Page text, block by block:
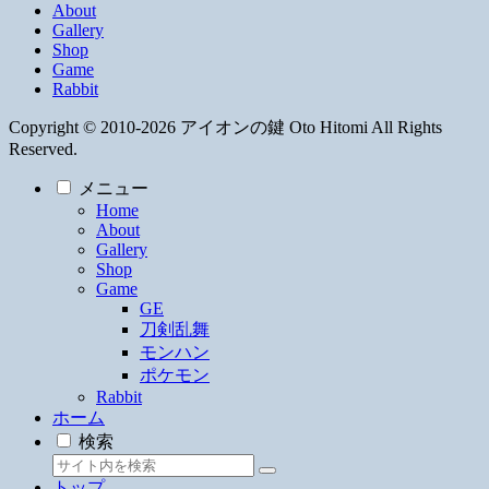
About
Gallery
Shop
Game
Rabbit
Copyright © 2010-2026 アイオンの鍵 Oto Hitomi All Rights
Reserved.
メニュー
Home
About
Gallery
Shop
Game
GE
刀剣乱舞
モンハン
ポケモン
Rabbit
ホーム
検索